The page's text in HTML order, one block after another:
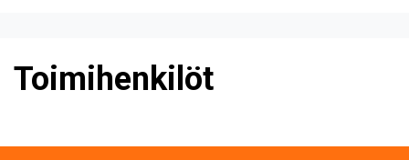
Toimihenkilöt